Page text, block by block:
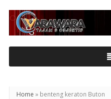
Warawaranews
Home » benteng keraton Buton